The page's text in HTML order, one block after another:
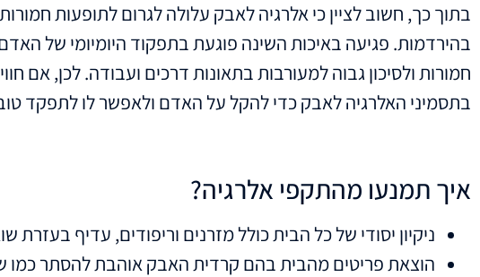
בתוך כך, חשוב לציין כי אלרגיה לאבק עלולה לגרום לתופעות
בהירדמות. פגיעה באיכות השינה פוגעת בתפקוד היומיומי של
חמורות ולסיכון גבוה למעורבות בתאונות דרכים ועבודה. לכן, אם
בתסמיני האלרגיה לאבק כדי להקל על האדם ולאפשר לו לתפקד טוב
איך תמנעו מהתקפי אלרגיה?
ניקיון יסודי של כל הבית כולל מזרנים וריפודים, עדיף בעזרת
הוצאת פריטים מהבית בהם קרדית האבק אוהבת להסתר כמו